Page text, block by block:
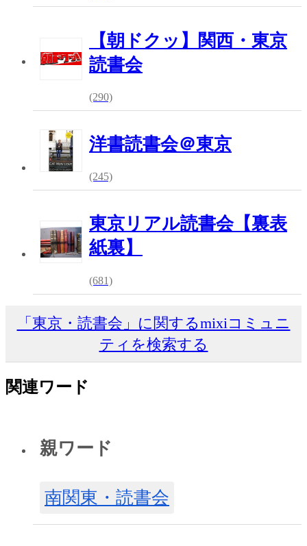
【朝ドクッ】関西・東京
読書会
(290)
洋書読書会＠東京
(245)
東京リアル読書会【裏表
紙裏】
(681)
「東京・読書会」に関するmixiコミュニ
ティを検索する
関連ワード
親ワード
南関東・読書会